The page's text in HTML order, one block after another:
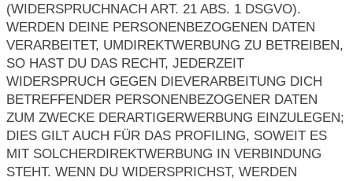
(WIDERSPRUCHNACH ART. 21 ABS. 1 DSGVO).
WERDEN DEINE PERSONENBEZOGENEN DATEN
VERARBEITET, UMDIREKTWERBUNG ZU BETREIBEN,
SO HAST DU DAS RECHT, JEDERZEIT
WIDERSPRUCH GEGEN DIEVERARBEITUNG DICH
BETREFFENDER PERSONENBEZOGENER DATEN
ZUM ZWECKE DERARTIGERWERBUNG EINZULEGEN;
DIES GILT AUCH FÜR DAS PROFILING, SOWEIT ES
MIT SOLCHERDIREKTWERBUNG IN VERBINDUNG
STEHT. WENN DU WIDERSPRICHST, WERDEN